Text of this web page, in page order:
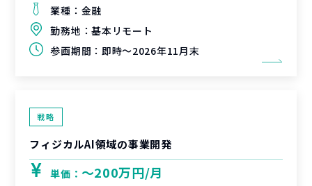
業種： 金融
勤務地：基本リモート
参画期間： 即時～2026年11月末
戦略
フィジカルAI領域の事業開発
単価： 〜200万円/月